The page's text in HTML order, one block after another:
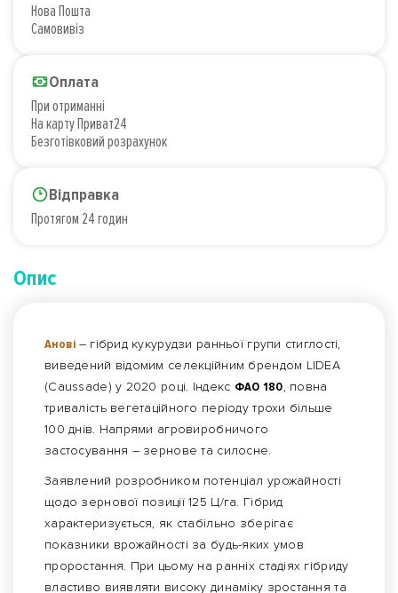
Нова Пошта
Самовивіз
Оплата
При отриманні
На карту Приват24
Безготівковий розрахунок
Відправка
Протягом 24 годин
Опис
Анові – гібрид кукурудзи ранньої групи стиглості,
виведений відомим селекційним брендом LIDEA
(Caussade) у 2020 році. Індекс ФАО 180, повна
тривалість вегетаційного періоду трохи більше
100 днів. Напрями агровиробничого
застосування – зернове та силосне.
Заявлений розробником потенціал урожайності
щодо зернової позиції 125 Ц/га. Гібрид
характеризується, як стабільно зберігає
показники врожайності за будь-яких умов
проростання. При цьому на ранніх стадіях гібриду
властиво виявляти високу динаміку зростання та